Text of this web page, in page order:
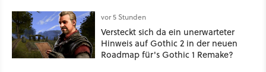
vor 5 Stunden
Versteckt sich da ein unerwarteter
Hinweis auf Gothic 2 in der neuen
Roadmap für's Gothic 1 Remake?